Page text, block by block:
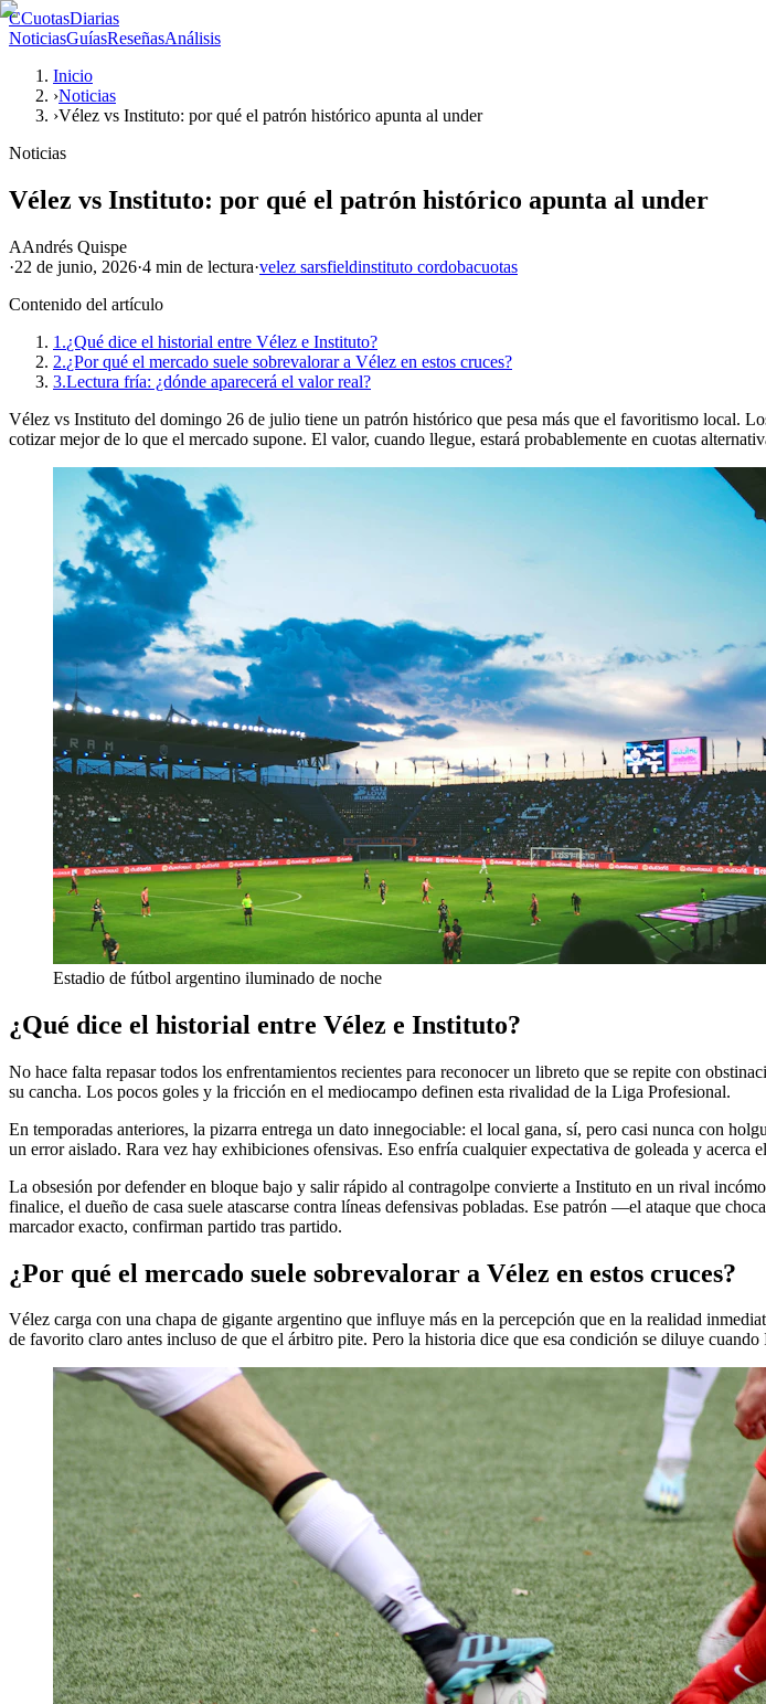
CCuotasDiarias
NoticiasGuíasReseñasAnálisis
Inicio
›Noticias
›Vélez vs Instituto: por qué el patrón histórico apunta al under
Noticias
Vélez vs Instituto: por qué el patrón histórico apunta al under
AAndrés Quispe
·22 de junio, 2026·4 min de lectura·velez sarsfieldinstituto cordobacuotas
Contenido del artículo
1.¿Qué dice el historial entre Vélez e Instituto?
2.¿Por qué el mercado suele sobrevalorar a Vélez en estos cruces?
3.Lectura fría: ¿dónde aparecerá el valor real?
Vélez vs Instituto del domingo 26 de julio tiene un patrón histórico que pesa más que el favoritismo local.
cotizar mejor de lo que el mercado supone. El valor, cuando llegue, estará probablemente en cuotas
Estadio de fútbol argentino iluminado de noche
¿Qué dice el historial entre Vélez e Instituto?
No hace falta repasar todos los enfrentamientos recientes para reconocer un libreto que se repite con
su cancha. Los pocos goles y la fricción en el mediocampo definen esta rivalidad de la Liga Profesional.
En temporadas anteriores, la pizarra entrega un dato innegociable: el local gana, sí, pero casi nunca con
un error aislado. Rara vez hay exhibiciones ofensivas. Eso enfría cualquier expectativa de goleada y
La obsesión por defender en bloque bajo y salir rápido al contragolpe convierte a Instituto en un rival
finalice, el dueño de casa suele atascarse contra líneas defensivas pobladas. Ese patrón —el ataque que
marcador exacto, confirman partido tras partido.
¿Por qué el mercado suele sobrevalorar a Vélez en estos cruces?
Vélez carga con una chapa de gigante argentino que influye más en la percepción que en la realidad
de favorito claro antes incluso de que el árbitro pite. Pero la historia dice que esa condición se diluye cuando